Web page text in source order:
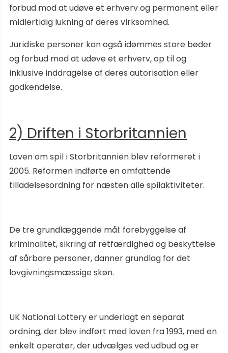
forbud mod at udøve et erhverv og permanent eller
midlertidig lukning af deres virksomhed.
Juridiske personer kan også idømmes store bøder
og forbud mod at udøve et erhverv, op til og
inklusive inddragelse af deres autorisation eller
godkendelse.
2) Driften i Storbritannien
Loven om spil i Storbritannien blev reformeret i
2005. Reformen indførte en omfattende
tilladelsesordning for næsten alle spilaktiviteter.
De tre grundlæggende mål: forebyggelse af
kriminalitet, sikring af retfærdighed og beskyttelse
af sårbare personer, danner grundlag for det
lovgivningsmæssige skøn.
UK National Lottery er underlagt en separat
ordning, der blev indført med loven fra 1993, med en
enkelt operatør, der udvælges ved udbud og er